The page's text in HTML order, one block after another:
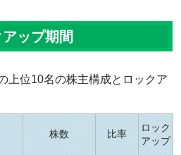
ップ期間
上位10名の株主構成とロックア
株数 比率
ロック
アップ